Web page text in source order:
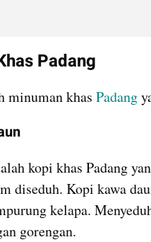
Padang
minuman khas Padang
kopi khas Padang
diseduh. Kopi kawa
kelapa.
gorengan.